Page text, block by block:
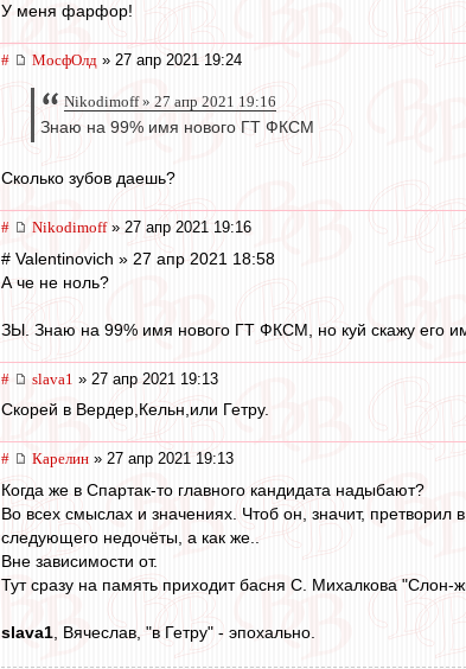
У меня фарфор!
# МосфОлд » 27 апр 2021 19:24
Nikodimoff » 27 апр 2021 19:16
Знаю на 99% имя нового ГТ ФКСМ
Сколько зубов даешь?
# Nikodimoff» 27 апр 2021 19:16
# Valentinovich » 27 апр 2021 18:58
А че не ноль?
ЗЫ. Знаю на 99% имя нового ГТ ФКСМ, но куй скажу его
# slava1 » 27 апр 2021 19:13
Скорей в Вердер,Кельн,или Гетру.
# Карелин » 27 апр 2021 19:13
Когда же в Спартак-то главного кандидата надыбают?
Во всех смыслах и значениях. Чтоб он, значит,
следующего недочёты, а как же..
Вне зависимости от.
Тут сразу на память приходит басня С. Михалкова "Слон-
slava1 , Вячеслав, "в Гетру" - эпохально.